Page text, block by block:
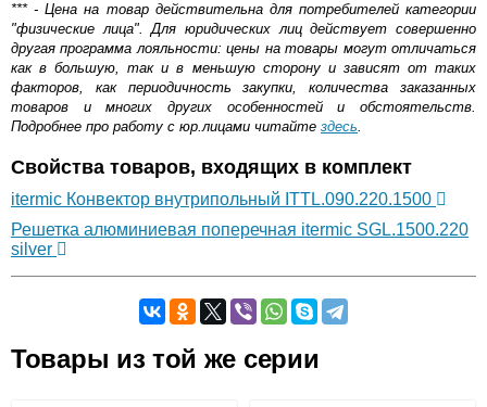
*** - Цена на товар действительна для потребителей категории
"физические лица". Для юридических лиц действует совершенно
другая программа лояльности: цены на товары могут отличаться
как в большую, так и в меньшую сторону и зависят от таких
факторов, как периодичность закупки, количества заказанных
товаров и многих других особенностей и обстоятельств.
Подробнее про работу с юр.лицами читайте здесь.
Свойства товаров, входящих в комплект
itermic Конвектор внутрипольный ITTL.090.220.1500
Решетка алюминиевая поперечная itermic SGL.1500.220
silver
Оставьте отзыв
Товары из той же серии